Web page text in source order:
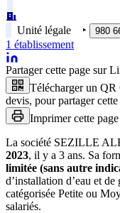
Unité légale ‣ 980
1 établissement
Partager cette page sur
Télécharger un QR
devis, pour partager cette
Imprimer cette
La société SEZILLE
2023, il y a 3 ans. Sa
limitée (sans autre
d’installation d’eau et
catégorisée Petite ou
salariés.